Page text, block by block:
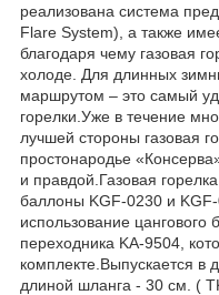
реализована система
Flare System), а также
благодаря чему газовая
холоде. Для длинных
маршрутом – это самый
горелки.Уже в течение
лучшей стороны газовая
простонародье
и правдой.Газовая
баллоны KGF-0230 и
использование
переходника KA-9504,
комплекте.Выпускается в
длиной шланга - 30 см. (